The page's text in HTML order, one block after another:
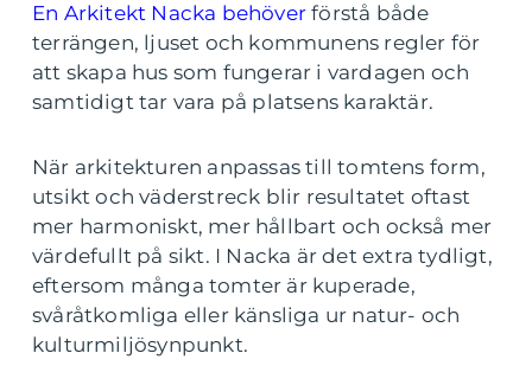
En Arkitekt Nacka behöver förstå både
terrängen, ljuset och kommunens regler för
att skapa hus som fungerar i vardagen och
samtidigt tar vara på platsens karaktär.
När arkitekturen anpassas till tomtens form,
utsikt och väderstreck blir resultatet oftast
mer harmoniskt, mer hållbart och också mer
värdefullt på sikt. I Nacka är det extra tydligt,
eftersom många tomter är kuperade,
svåråtkomliga eller känsliga ur natur- och
kulturmiljösynpunkt.